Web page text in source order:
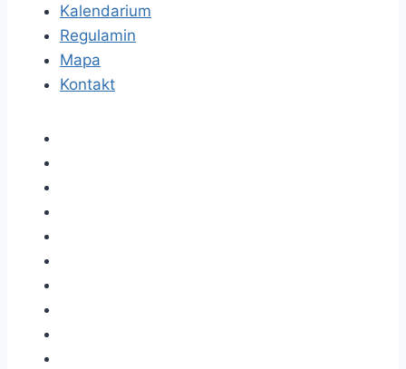
Kalendarium
Regulamin
Mapa
Kontakt